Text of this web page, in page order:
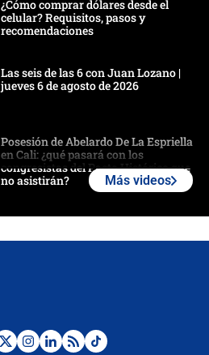
¿Cómo comprar dólares desde el
celular? Requisitos, pasos y
recomendaciones
Las seis de las 6 con Juan Lozano |
jueves 6 de agosto de 2026
Posesión de Abelardo De La Espriella
en Cali: ¿qué pasará con los
congresistas del Pacto Histórico que
no asistirán?
¿Por qué De la Espriella gobernará
Más videos